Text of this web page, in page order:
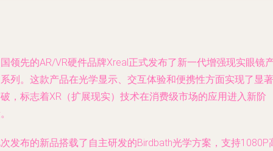
领先的AR/VR硬件品牌Xreal正式发布了新一代增强现实眼镜
列。这款产品在光学显示、交互体验和便携性方面实现了显著
，标志着XR（扩展现实）技术在消费级市场的应用进入新阶
发布的新品搭载了自主研发的Birdbath光学方案，支持1080P